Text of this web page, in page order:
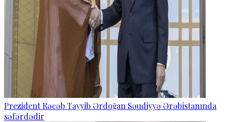
Prezident Rəcəb Tayyib Ərdoğan Səudiyyə Ərəbistanında
səfərdədir